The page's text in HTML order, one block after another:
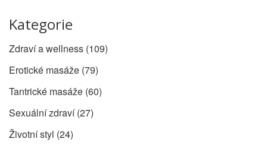
Kategorie
Zdraví a wellness (109)
Erotické masáže (79)
Tantrické masáže (60)
Sexuální zdraví(27)
Životní styl (24)